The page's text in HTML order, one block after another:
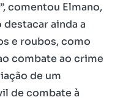
comentou Elmano,
ainda a
e roubos, como
combate ao crime
de um
de combate à